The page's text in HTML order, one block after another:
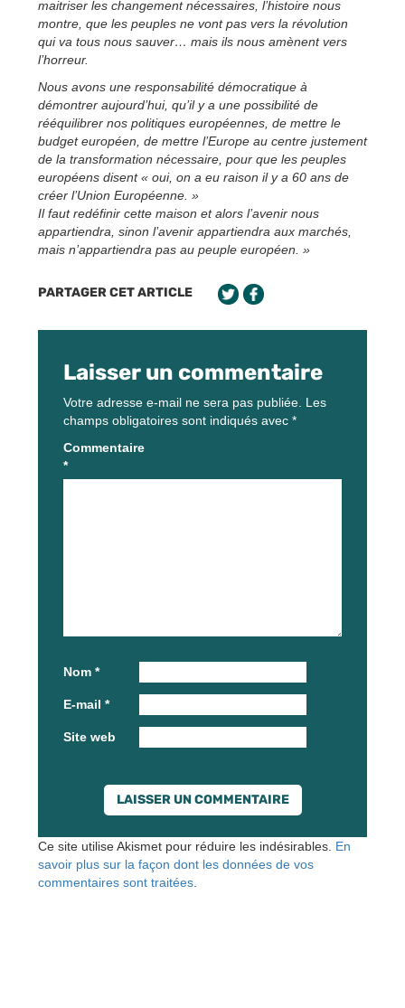
maitriser les changement nécessaires, l’histoire nous
montre, que les peuples ne vont pas vers la révolution
qui va tous nous sauver… mais ils nous amènent vers
l’horreur.
Nous avons une responsabilité démocratique à
démontrer aujourd’hui, qu’il y a une possibilité de
rééquilibrer nos politiques européennes, de mettre le
budget européen, de mettre l’Europe au centre justement
de la transformation nécessaire, pour que les peuples
européens disent « oui, on a eu raison il y a 60 ans de
créer l’Union Européenne. »
Il faut redéfinir cette maison et alors l’avenir nous
appartiendra, sinon l’avenir appartiendra aux marchés,
mais n’appartiendra pas au peuple européen. »
PARTAGER CET ARTICLE
Laisser un commentaire
Votre adresse e-mail ne sera pas publiée. Les
champs obligatoires sont indiqués avec *
Commentaire
*
Nom *
E-mail *
Site web
Ce site utilise Akismet pour réduire les indésirables. En
savoir plus sur la façon dont les données de vos
commentaires sont traitées